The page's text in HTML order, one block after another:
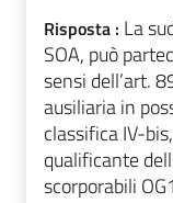
Risposta : La
SOA, può
sensi dell’art.
ausiliaria in
classifica IV-
qualificante
scorporabili